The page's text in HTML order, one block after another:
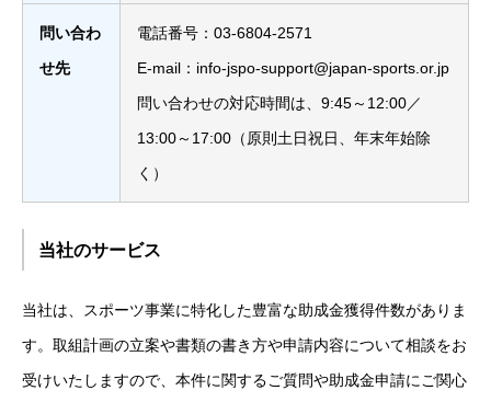
問い合わ
せ先
電話番号：03-6804-2571
E-mail：info-jspo-support@japan-sports.or.jp
問い合わせの対応時間は、9:45～12:00／
13:00～17:00（原則土日祝日、年末年始除
く）
当社のサービス
当社は、スポーツ事業に特化した豊富な助成金獲得件数がありま
す。取組計画の立案や書類の書き方や申請内容について相談をお
受けいたしますので、本件に関するご質問や助成金申請にご関心